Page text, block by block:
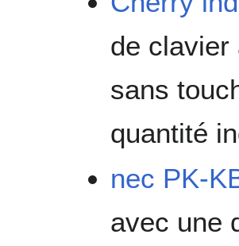
de clavier
sans
quantité
nec PK-
avec une